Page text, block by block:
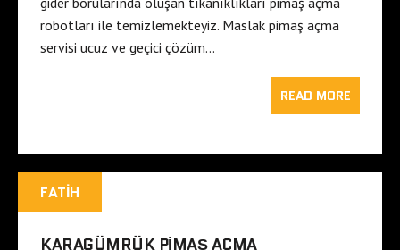
robotları ile temizlemekteyiz. Maslak pimaş açma
servisi ucuz ve geçici çözüm…
READ MORE
FATIH
KARAGÜMRÜK PIMAŞ AÇMA